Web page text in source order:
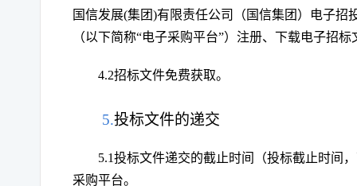
国信发展(集团)有限责任公司（国信集团）电子招
（以下简称“电子采购平台”）注册、下载电子招
4.2招标文件免费获取。
5.投标文件的递交
5.1投标文件递交的截止时间（投标截止时间
采购平台。